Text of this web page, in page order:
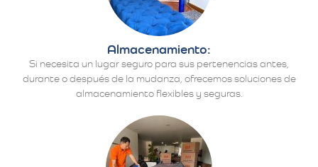
Almacenamiento:
Si necesita un lugar seguro para sus pertenencias antes,
durante o después de la mudanza, ofrecemos soluciones de
almacenamiento flexibles y seguras.